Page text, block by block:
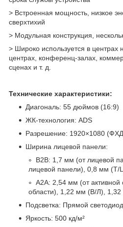
> Встроенная мощность, низкое
сверхтихий
> Модульная конструкция,
> Широко используется в
центрах, конференц-залах,
сценах и т. д.
Технические характеристики:
Диагональ: 55 дюймов (16:9)
ЖК-технология: ADS
Разрешение: 1920×1080
Ширина лицевой панели:
B2B: 1,7 мм (от лицевой
лицевой панели), 0,8 мм (T/
A2A: 2,54 мм (от активной
области), 1,22 мм (В/Л),
Подсветка: Прямой светодиод
Яркость: 500 кд/м²